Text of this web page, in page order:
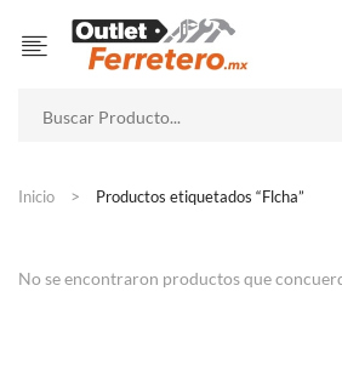
Inicio Productos etiquetados “Flcha”
No se encontraron productos que